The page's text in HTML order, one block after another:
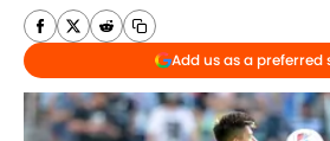
Add us as a preferred